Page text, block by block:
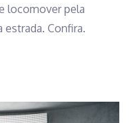
locomover pela
estrada. Confira.